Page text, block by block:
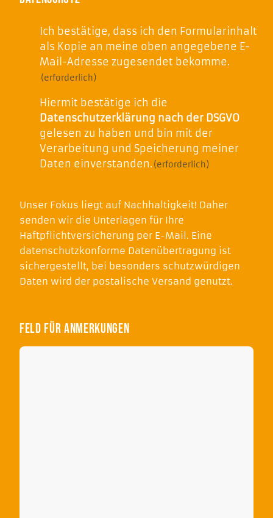
Formularinhalt
zusenden
(erforderlich)
Ich bestätige, dass ich den Formularinhalt
als Kopie an meine oben angegebene E-
Mail-Adresse zugesendet bekomme.
(erforderlich)
Datenschutz
(erforderlich)
Datenschutzerklärung nach der DSGVO
gelesen zu haben und bin mit der
Verarbeitung und Speicherung meiner
Daten einverstanden. (erforderlich)
Unser Fokus liegt auf Nachhaltigkeit! Daher
senden wir die Unterlagen für Ihre
Haftpflichtversicherung per E-Mail. Eine
datenschutzkonforme Datenübertragung ist
sichergestellt, bei besonders schutzwürdigen
Daten wird der postalische Versand genutzt.
Feld für Anmerkungen